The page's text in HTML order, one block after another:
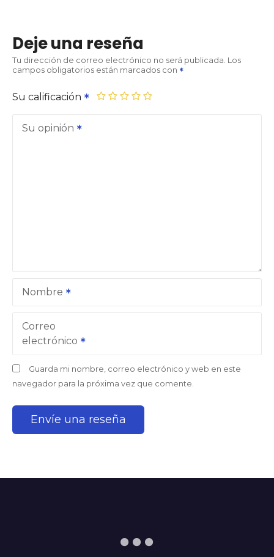
Deje una reseña
Tu dirección de correo electrónico no será publicada. Los
campos obligatorios están marcados con
Su calificación
Su opinión
Nombre
Correo
electrónico
Guarda mi nombre, correo electrónico y web en este
navegador para la próxima vez que comente.